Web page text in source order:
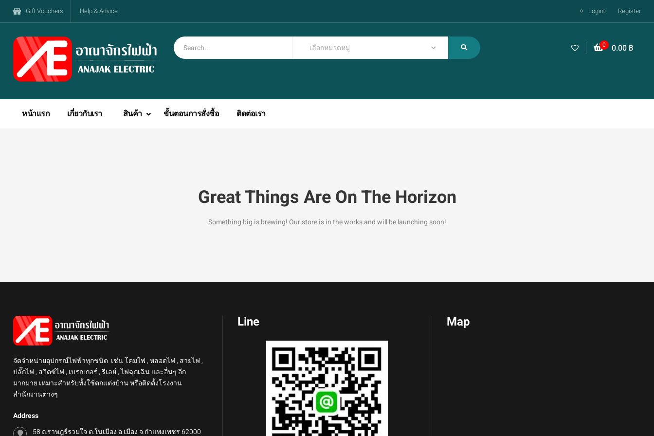
Gift Vouchers Help & Advice Login Register
0 0.00 ฿
หน้าแรก เกี่ยวกับเรา สินค้า ขั้นตอนการสั่งซื้อ ติดต่อเรา
Great Things Are On The Horizon
Something big is brewing! Our store is in the works and will be launching soon!
จัดจำหน่ายอุปกรณ์ไฟฟ้าทุกชนิด เช่น โคมไฟ , หลอดไฟ , สายไฟ ,
ปลั๊กไฟ , สวิตซ์ไฟ , เบรกเกอร์ , รีเลย์ , ไฟฉุกเฉิน และอื่นๆ อีก
มากมาย เหมาะสำหรับทั้งใช้ตกแต่งบ้าน หรือติดตั้งโรงงาน
สำนักงานต่างๆ
Address
58 ถ.ราษฎร์รวมใจ ต.ในเมือง อ.เมือง จ.กำแพงเพชร 62000
Line Map